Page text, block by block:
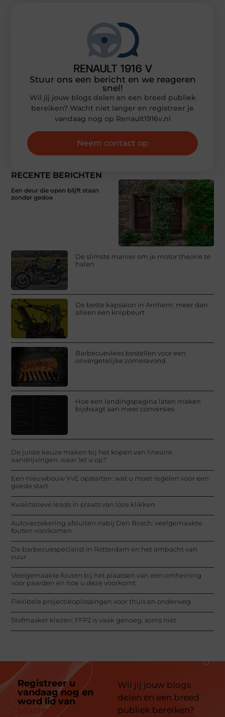
RECENTE BERICHTEN
Een deur die open blijft staan
zonder gedoe
De slimste manier om je motor theorie te
halen
De beste kapsalon in Arnhem: meer dan
alleen een knipbeurt
Barbecuevlees bestellen voor een
onvergetelijke zomeravond
Hoe een landingspagina laten maken
bijdraagt aan meer conversies
De juiste keuze maken bij het kopen van lineaire
aandrijvingen: waar let u op?
Een nieuwbouw VvE opstarten: wat u moet regelen voor een
goede start
Kwalitatieve leads in plaats van loze klikken
Autoverzekering afsluiten nabij Den Bosch: veelgemaakte
fouten voorkomen
De barbecuespecialist in Rotterdam en het ambacht van
vuur
Veelgemaakte fouten bij het plaatsen van een omheining
voor paarden en hoe u deze voorkomt
Flexibele projectieoplossingen voor thuis en onderweg
Stofmasker kiezen: FFP2 is vaak genoeg, soms niet
Stuur ons een bericht en we reageren
snel!
Wil jij jouw blogs delen en een breed publiek
bereiken? Wacht niet langer en registreer je
vandaag nog op Renault1916v.nl
Neem contact op
Registreer u
vandaag nog en
word lid van
platform
Wil jij jouw blogs
delen en een breed
publiek bereiken?